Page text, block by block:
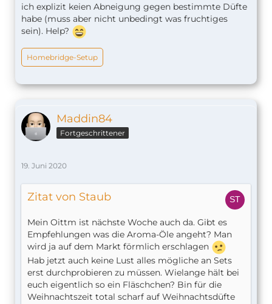
ich explizit keien Abneigung gegen bestimmte Düfte
habe (muss aber nicht unbedingt was fruchtiges
sein). Help?
Homebridge-Setup
Maddin84
Fortgeschrittener
19. Juni 2020
Zitat von Staub
Mein Oittm ist nächste Woche auch da. Gibt es
Empfehlungen was die Aroma-Öle angeht? Man
wird ja auf dem Markt förmlich erschlagen
Hab jetzt auch keine Lust alles mögliche an Sets
erst durchprobieren zu müssen. Wielange hält bei
euch eigentlich so ein Fläschchen? Bin für die
Weihnachtszeit total scharf auf Weihnachtsdüfte